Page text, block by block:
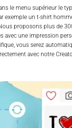
le menu supérieur le
exemple un t-shirt
proposons plus de
avec une impression
vous serez
avec notre